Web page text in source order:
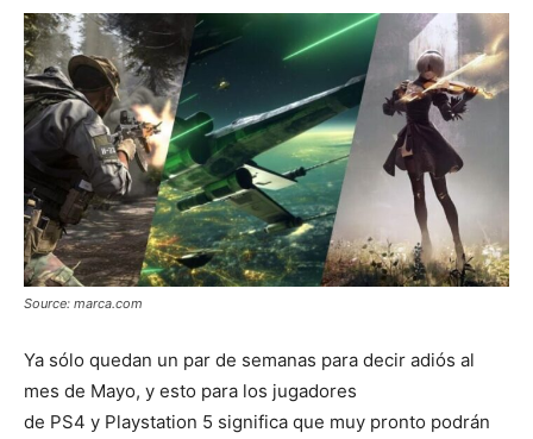
Source: marca.com
Ya sólo quedan un par de semanas para decir adiós al
mes de Mayo, y esto para los jugadores
de PS4 y Playstation 5 significa que muy pronto podrán